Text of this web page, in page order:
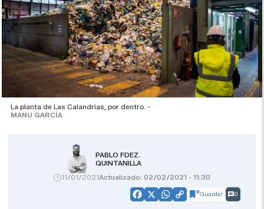
La planta de Las Calandrias, por dentro. -
MANU GARCÍA
PABLO FDEZ.
QUINTANILLA
11/01/2021Actualizado: 02/02/2021 - 11:30
Facebook
X WhatsApp
CopyGuardar 0